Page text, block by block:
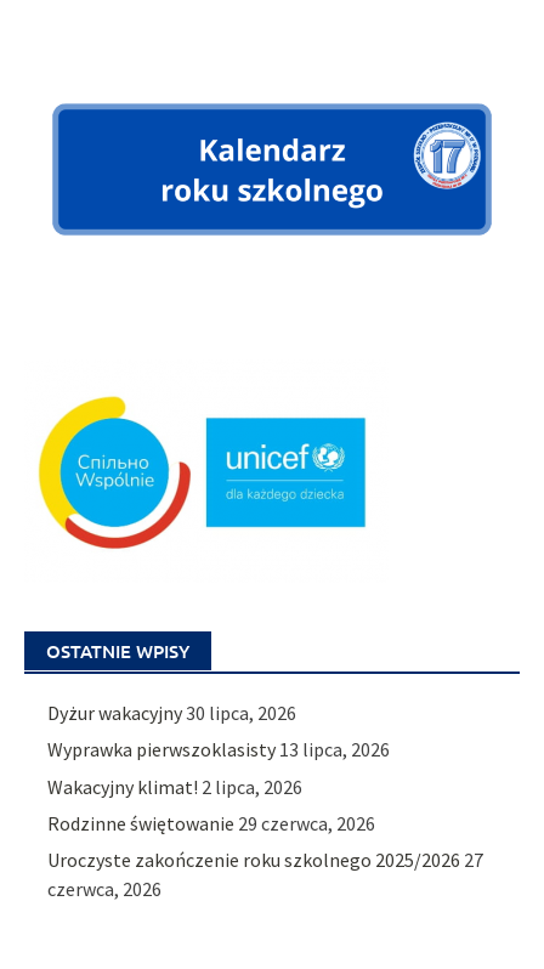
OSTATNIE WPISY
Dyżur wakacyjny30 lipca, 2026
Wyprawka pierwszoklasisty 13 lipca, 2026
Wakacyjny klimat! 2 lipca, 2026
Rodzinne świętowanie 29 czerwca, 2026
Uroczyste zakończenie roku szkolnego 2025/2026 27
czerwca, 2026